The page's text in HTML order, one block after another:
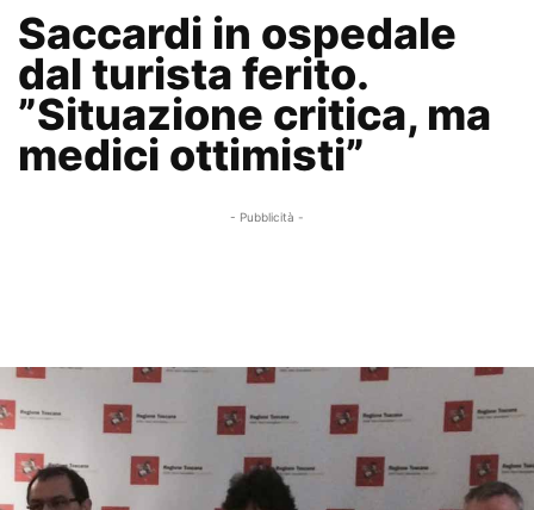
Saccardi in ospedale
dal turista ferito.
”Situazione critica, ma
medici ottimisti”
- Pubblicità -